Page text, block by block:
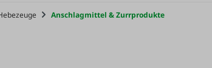
Anschlagmittel & Zurrprodukte